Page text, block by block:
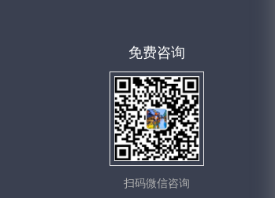
免费咨询
扫码微信咨询